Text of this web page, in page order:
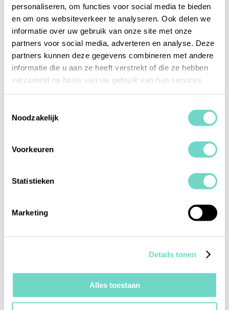
personaliseren, om functies voor social media te bieden
en om ons websiteverkeer te analyseren. Ook delen we
informatie over uw gebruik van onze site met onze
partners voor social media, adverteren en analyse. Deze
partners kunnen deze gegevens combineren met andere
informatie die u aan ze heeft verstrekt of die ze hebben
verzameld op basis van uw gebruik van hun services.
Noodzakelijk
Voorkeuren
Statistieken
Marketing
Details tonen
Alles toestaan
1200 aantal PEP- en sanctiecontroles